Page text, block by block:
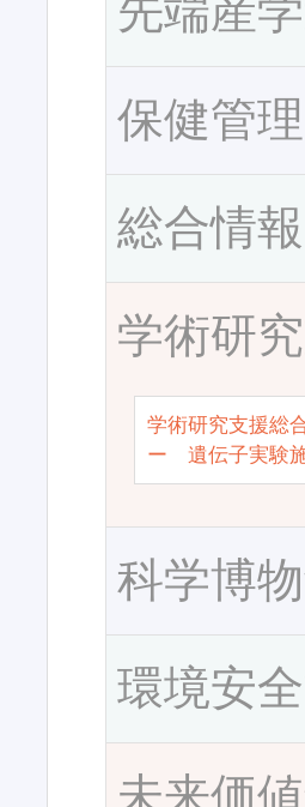
先端産
保健管
総合情
学術研
学術研究支援総
ー 遺伝子実験
科学博
環境安
未来価